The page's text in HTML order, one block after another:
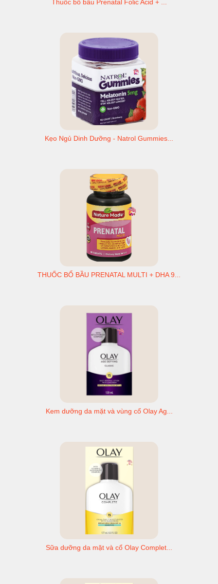
Thuốc bổ bầu Prenatal Folic Acid + ...
Kẹo Ngủ Dinh Dưỡng - Natrol Gummies...
THUỐC BỔ BẦU PRENATAL MULTI + DHA 9...
Kem dưỡng da mặt và vùng cổ Olay Ag...
Sữa dưỡng da mặt và cổ Olay Complet...